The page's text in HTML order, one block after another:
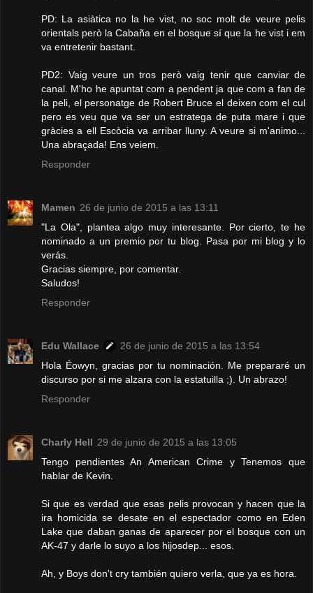
PD: La asiàtica no la he vist, no soc molt de veure pelis
orientals però la Cabaña en el bosque sí que la he vist i em
va entretenir bastant.
PD2: Vaig veure un tros però vaig tenir que canviar de
canal. M'ho he apuntat com a pendent ja que com a fan de
la peli, el personatge de Robert Bruce el deixen com el cul
pero es veu que va ser un estratega de puta mare i que
gràcies a ell Escòcia va arribar lluny. A veure si m'animo...
Una abraçada! Ens veiem.
Responder
Mamen 26 de junio de 2015 a las 13:11
"La Ola", plantea algo muy interesante. Por cierto, te he
nominado a un premio por tu blog. Pasa por mi blog y lo
verás.
Gracias siempre, por comentar.
Saludos!
Responder
Edu Wallace
26 de junio de 2015 a las 13:54
Hola Éowyn, gracias por tu nominación. Me prepararé un
discurso por si me alzara con la estatuilla ;). Un abrazo!
Responder
Charly Hell 29 de junio de 2015 a las 13:05
Tengo pendientes An American Crime y Tenemos que
hablar de Kevin.
Si que es verdad que esas pelis provocan y hacen que la
ira homicida se desate en el espectador como en Eden
Lake que daban ganas de aparecer por el bosque con un
AK-47 y darle lo suyo a los hijosdep... esos.
Ah, y Boys don't cry también quiero verla, que ya es hora.